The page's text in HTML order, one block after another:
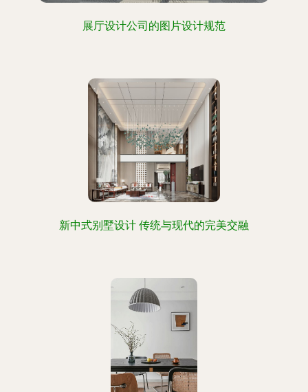
展厅设计公司的图片设计规范
新中式别墅设计 传统与现代的完美交融